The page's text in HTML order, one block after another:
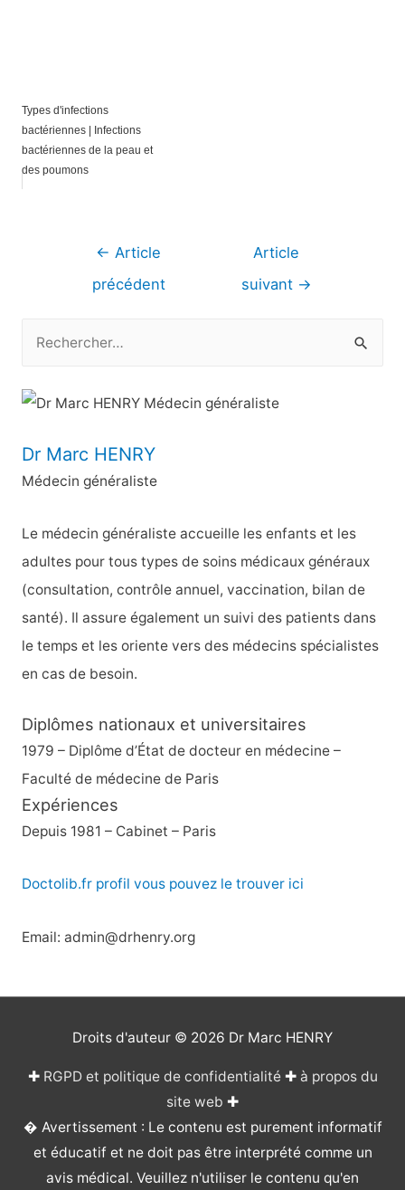
Types d'infections
bactériennes | Infections
bactériennes de la peau et
des poumons
Navigation
← Article
précédent
Article
suivant →
c
e
r
h
e
r
:
Dr Marc HENRY
Médecin généraliste
Le médecin généraliste accueille les enfants et les
adultes pour tous types de soins médicaux généraux
(consultation, contrôle annuel, vaccination, bilan de
santé). Il assure également un suivi des patients dans
le temps et les oriente vers des médecins spécialistes
en cas de besoin.
Diplômes nationaux et universitaires
1979 – Diplôme d’État de docteur en médecine –
Faculté de médecine de Paris
Expériences
Depuis 1981 – Cabinet – Paris
Doctolib.fr profil vous pouvez le trouver ici
Email: admin@drhenry.org
Droits d'auteur © 2026 Dr Marc HENRY
✚ RGPD et politique de confidentialité✚ à propos du
site web ✚
� Avertissement : Le contenu est purement informatif
et éducatif et ne doit pas être interprété comme un
avis médical. Veuillez n'utiliser le contenu qu'en